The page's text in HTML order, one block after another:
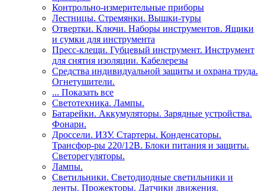
Контрольно-измерительные приборы
Лестницы. Стремянки. Вышки-туры
Отвертки. Ключи. Наборы инструментов. Ящики
и сумки для инструмента
Пресс-клещи. Губцевый инструмент. Инструмент
для снятия изоляции. Кабелерезы
Средства индивидуальной защиты и охрана труда.
Огнетушители.
... Показать все
Светотехника. Лампы.
Батарейки. Аккумуляторы. Зарядные устройства.
Фонари.
Дроссели. ИЗУ. Стартеры. Конденсаторы.
Трансфор-ры 220/12В. Блоки питания и защиты.
Светорегуляторы.
Лампы.
Светильники. Светодиодные светильники и
ленты. Прожекторы. Датчики движения.